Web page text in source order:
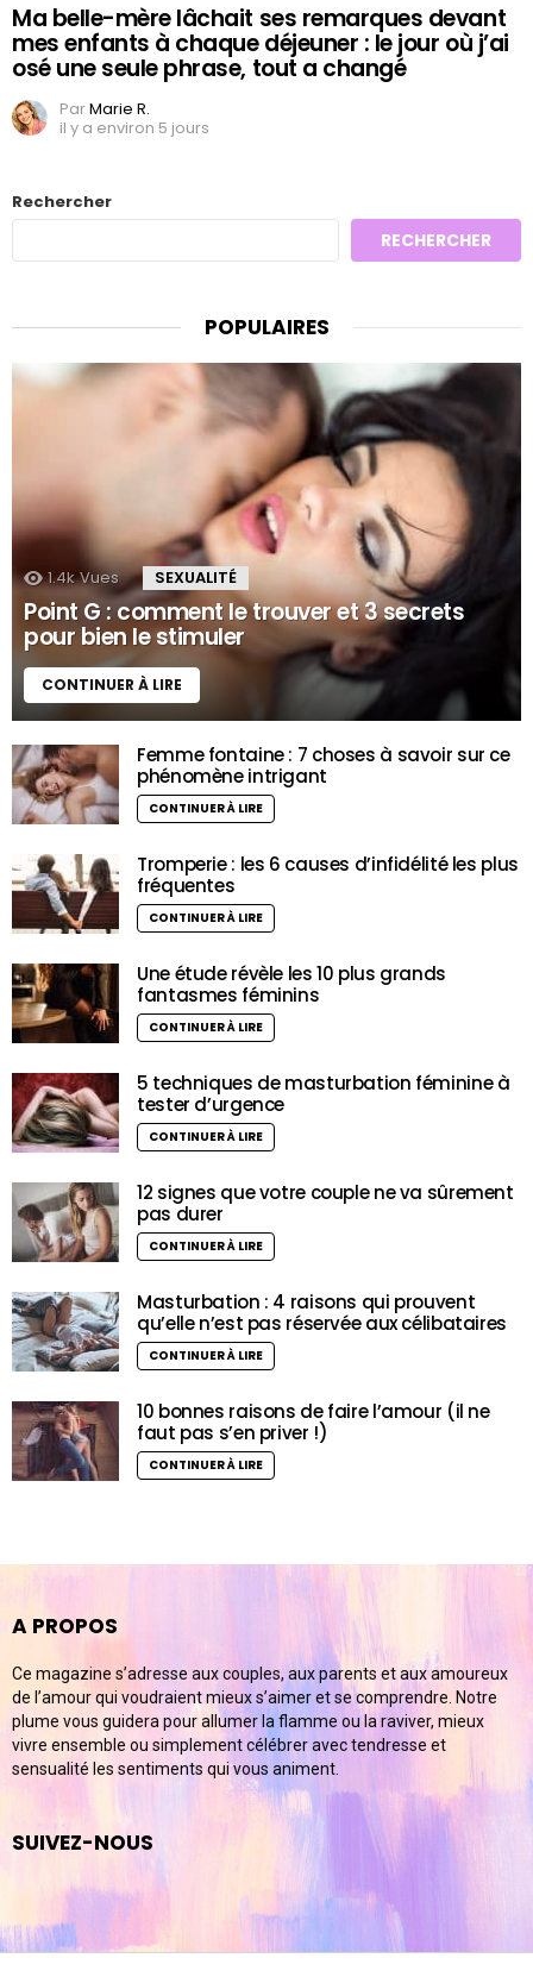
Ma belle-mère lâchait ses remarques devant
mes enfants à chaque déjeuner : le jour où j’ai
osé une seule phrase, tout a changé
ParMarie R.
il y a environ 5 jours
Rechercher
RECHERCHER
POPULAIRES
1.4k Vues SEXUALITÉ
Point G : comment le trouver et 3 secrets
pour bien le stimuler
CONTINUER À LIRE
Femme fontaine : 7 choses à savoir sur ce
phénomène intrigant
CONTINUER À LIRE
Tromperie : les 6 causes d’infidélité les plus
fréquentes
CONTINUER À LIRE
Une étude révèle les 10 plus grands
fantasmes féminins
CONTINUER À LIRE
5 techniques de masturbation féminine à
tester d’urgence
CONTINUER À LIRE
12 signes que votre couple ne va sûrement
pas durer
CONTINUER À LIRE
Masturbation : 4 raisons qui prouvent
qu’elle n’est pas réservée aux célibataires
CONTINUER À LIRE
10 bonnes raisons de faire l’amour (il ne
faut pas s’en priver !)
CONTINUER À LIRE
A PROPOS
Ce magazine s’adresse aux couples, aux parents et aux amoureux
de l’amour qui voudraient mieux s’aimer et se comprendre. Notre
plume vous guidera pour allumer la flamme ou la raviver, mieux
vivre ensemble ou simplement célébrer avec tendresse et
sensualité les sentiments qui vous animent.
SUIVEZ-NOUS